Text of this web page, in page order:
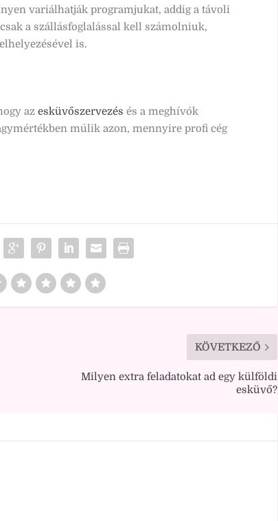
variálhatják programjukat, addig a távoli
a szállásfoglalással kell számolniuk,
is.
az esküvőszervezés és a meghívók
múlik azon, mennyire profi cég
KÖVETKEZŐ
Milyen extra feladatokat ad egy külföldi
esküvő?